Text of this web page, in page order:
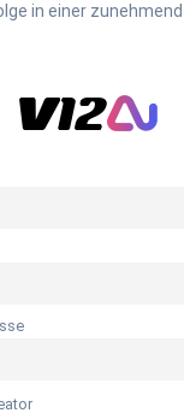
in einer zunehmend